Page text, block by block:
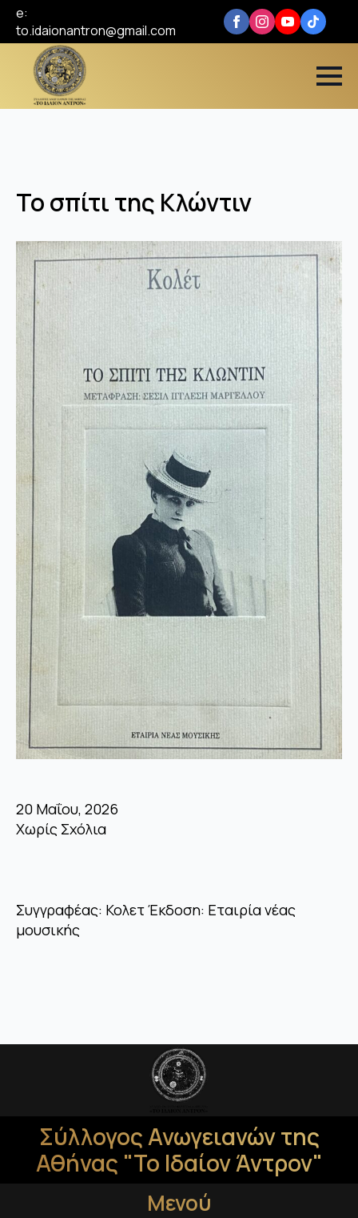
e:
to.idaionantron@gmail.com
Το σπίτι της Κλώντιν
20 Μαΐου, 2026
Χωρίς Σχόλια
Συγγραφέας: Κολετ Έκδοση: Εταιρία νέας
μουσικής
Σύλλογος Ανωγειανών της
Αθήνας "Το Ιδαίον Άντρον"
Μενού